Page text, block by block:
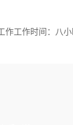
作工作时间：八小